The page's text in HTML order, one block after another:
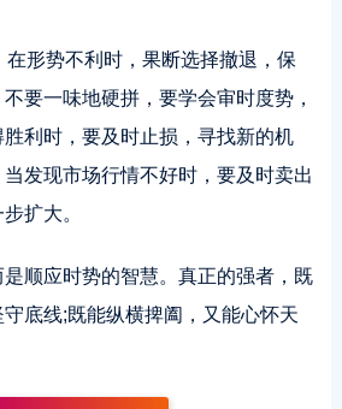
在形势不利时，果断选择撤退，保
要一味地硬拼，要学会审时度势，
利时，要及时止损，寻找新的机
发现市场行情不好时，要及时卖出
扩大。
是顺应时势的智慧。真正的强者，既
底线;既能纵横捭阖，又能心怀天